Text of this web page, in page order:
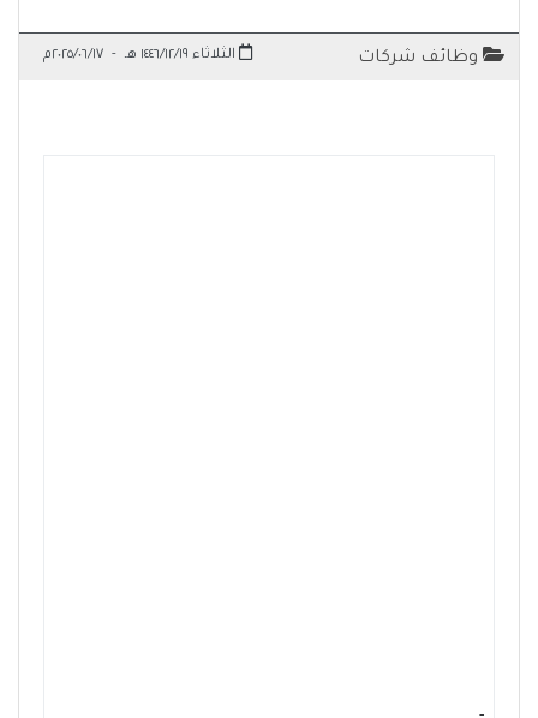
وظائف شركات الثلاثاء ١٤٤٦/١٢/١٩ هـ - ٢٠٢٥/٠٦/١٧م